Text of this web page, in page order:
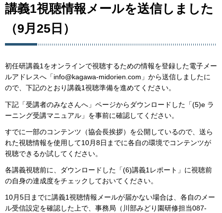
講義1視聴情報メールを送信しました
（9月25日）
初任研講義1をオンラインで視聴するための情報を登録した電子メー
ルアドレスへ「info@kagawa-midorien.com」から送信しましたに
ので、下記のとおり講義1視聴準備を進めてください。
下記「受講者のみなさんへ」ページからダウンロードした「(5)e ラ
ーニング受講マニュアル」を事前に確認してください。
すでに一部のコンテンツ（協会長挨拶）を公開しているので、送ら
れた視聴情報を使用して10月8日までに各自の環境でコンテンツが
視聴できるか試してください。
各講義視聴前に、ダウンロードした「(6)講義1レポート」に視聴前
の自身の達成度をチェックしておいてください。
10月5日までに講義1視聴情報メールが届かない場合は、各自のメー
ル受信設定を確認した上で、事務局（川部みどり園研修担当087-